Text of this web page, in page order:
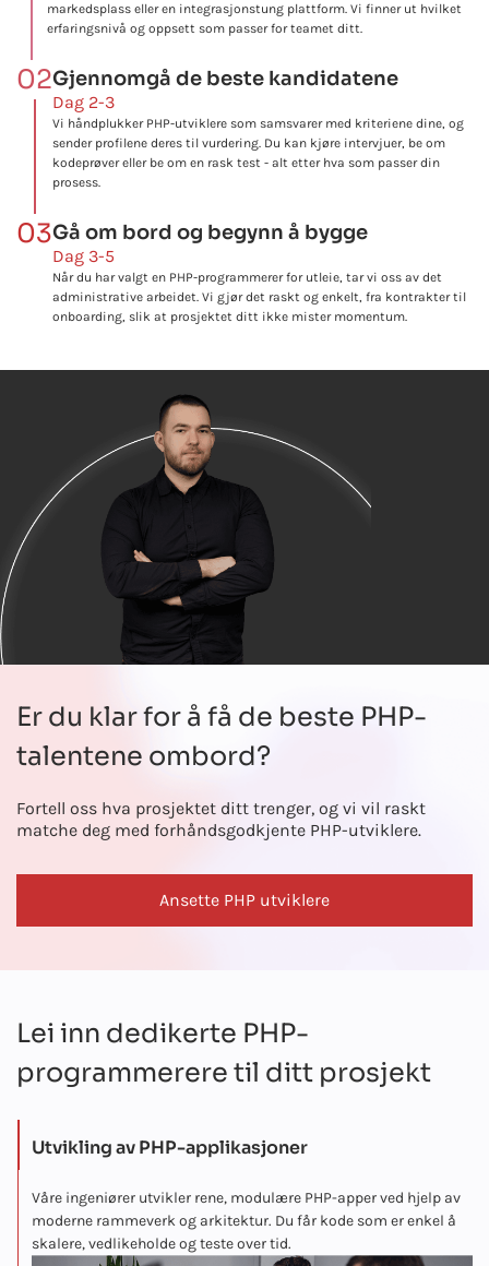
markedsplass eller en integrasjonstung plattform. Vi finner ut hvilket
erfaringsnivå og oppsett som passer for teamet ditt.
02Gjennomgå de beste kandidatene
Dag 2-3
Vi håndplukker PHP-utviklere som samsvarer med kriteriene dine, og
sender profilene deres til vurdering. Du kan kjøre intervjuer, be om
kodeprøver eller be om en rask test - alt etter hva som passer din
prosess.
03Gå om bord og begynn å bygge
Dag 3-5
Når du har valgt en PHP-programmerer for utleie, tar vi oss av det
administrative arbeidet. Vi gjør det raskt og enkelt, fra kontrakter til
onboarding, slik at prosjektet ditt ikke mister momentum.
Er du klar for å få de beste PHP-
talentene ombord?
Fortell oss hva prosjektet ditt trenger, og vi vil raskt
matche deg med forhåndsgodkjente PHP-utviklere.
Ansette PHP utviklere
Lei inn dedikerte PHP-
programmerere til ditt prosjekt
Utvikling av PHP-applikasjoner
Våre ingeniører utvikler rene, modulære PHP-apper ved hjelp av
moderne rammeverk og arkitektur. Du får kode som er enkel å
skalere, vedlikeholde og teste over tid.